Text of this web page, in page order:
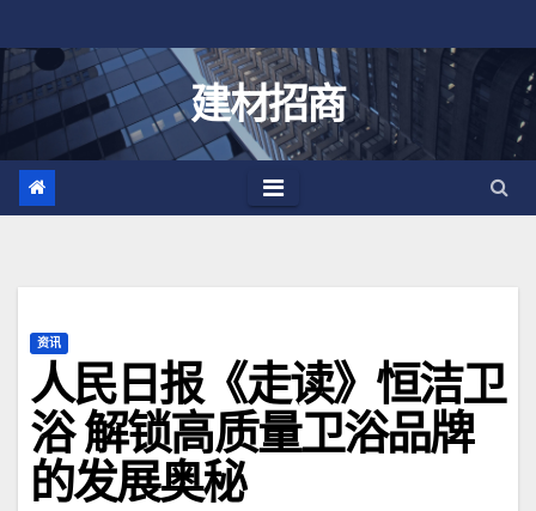
至
建材招商
资讯
人民日报《走读》恒洁卫
浴 解锁高质量卫浴品牌
的发展奥秘